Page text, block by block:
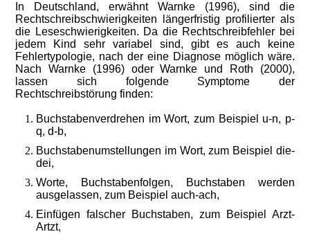
In Deutschland, erwähnt Warnke (1996), sind die
Rechtschreibschwierigkeiten längerfristig profilierter als
die Leseschwierigkeiten. Da die Rechtschreibfehler bei
jedem Kind sehr variabel sind, gibt es auch keine
Fehlertypologie, nach der eine Diagnose möglich wäre.
Nach Warnke (1996) oder Warnke und Roth (2000),
lassen sich folgende Symptome der
Rechtschreibstörung finden:
Buchstabenverdrehen im Wort, zum Beispiel u-n, p-
q, d-b,
Buchstabenumstellungen im Wort, zum Beispiel die-
dei,
Worte, Buchstabenfolgen, Buchstaben werden
ausgelassen, zum Beispiel auch-ach,
Einfügen falscher Buchstaben, zum Beispiel Arzt-
Artzt,